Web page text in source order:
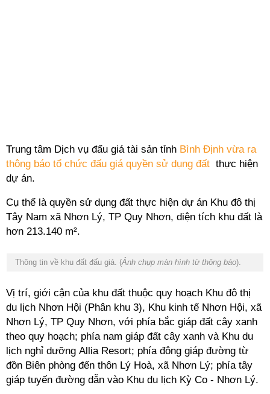
Trung tâm Dịch vụ đấu giá tài sản tỉnh Bình Định vừa ra
thông báo tổ chức đấu giá quyền sử dụng đất thực hiện
dự án.
Cụ thể là quyền sử dụng đất thực hiện dự án Khu đô thị
Tây Nam xã Nhơn Lý, TP Quy Nhơn, diện tích khu đất là
hơn 213.140 m².
Thông tin về khu đất đấu giá. (Ảnh chụp màn hình từ thông báo).
Vị trí, giới cận của khu đất thuộc quy hoạch Khu đô thị
du lịch Nhơn Hội (Phân khu 3), Khu kinh tế Nhơn Hội, xã
Nhơn Lý, TP Quy Nhơn, với phía bắc giáp đất cây xanh
theo quy hoạch; phía nam giáp đất cây xanh và Khu du
lịch nghỉ dưỡng Allia Resort; phía đông giáp đường từ
đồn Biên phòng đến thôn Lý Hoà, xã Nhơn Lý; phía tây
giáp tuyến đường dẫn vào Khu du lịch Kỳ Co - Nhơn Lý.